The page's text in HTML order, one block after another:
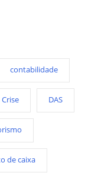
contabilidade
Crise DAS
de caixa